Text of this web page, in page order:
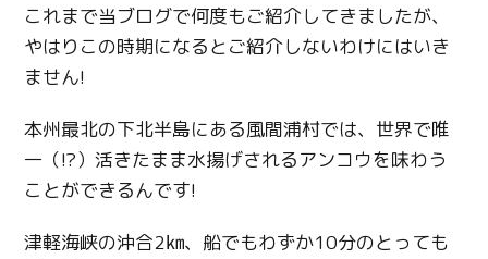
これまで当ブログで何度もご紹介してきましたが、
やはりこの時期になるとご紹介しないわけにはいき
ません!
本州最北の下北半島にある風間浦村では、世界で唯
一（!?）活きたまま水揚げされるアンコウを味わう
ことができるんです!
津軽海峡の沖合2㎞、船でもわずか10分のとっても